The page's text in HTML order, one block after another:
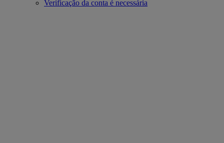
Verificação da conta é necessária